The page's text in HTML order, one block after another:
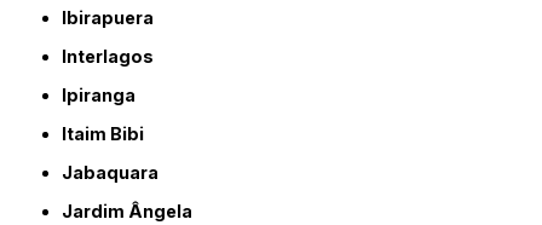
Ibirapuera
Interlagos
Ipiranga
Itaim Bibi
Jabaquara
Jardim Ângela